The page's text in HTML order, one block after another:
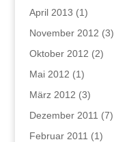
April 2013 (1)
November 2012 (3)
Oktober 2012 (2)
Mai 2012 (1)
März 2012 (3)
Dezember 2011 (7)
Februar 2011 (1)